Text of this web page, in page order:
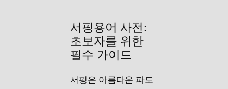
서핑용어 사전:
초보자를 위한
필수 가이드
서핑은 아름다운 파도